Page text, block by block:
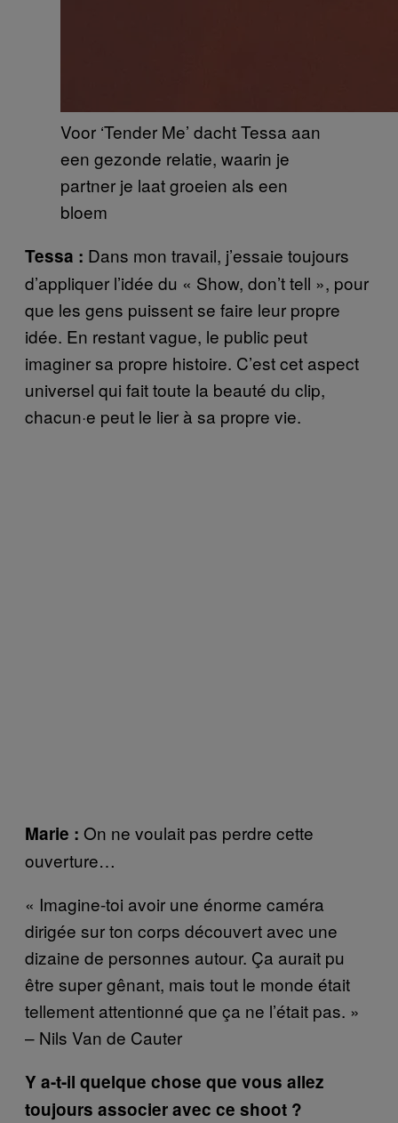
Voor ‘Tender Me’ dacht Tessa aan
een gezonde relatie, waarin je
partner je laat groeien als een
bloem
Tessa : Dans mon travail, j’essaie toujours
d’appliquer l’idée du « Show, don’t tell », pour
que les gens puissent se faire leur propre
idée. En restant vague, le public peut
imaginer sa propre histoire. C’est cet aspect
universel qui fait toute la beauté du clip,
chacun·e peut le lier à sa propre vie.
Marie : On ne voulait pas perdre cette
ouverture…
« Imagine-toi avoir une énorme caméra
dirigée sur ton corps découvert avec une
dizaine de personnes autour. Ça aurait pu
être super gênant, mais tout le monde était
tellement attentionné que ça ne l’était pas. »
– Nils Van de Cauter
Y a-t-il quelque chose que vous allez
toujours associer avec ce shoot ?